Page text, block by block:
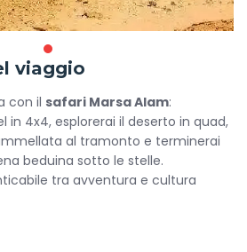
viaggio
con il safari Marsa Alam:
4x4, esplorerai il deserto in quad,
al tramonto e terminerai
beduina sotto le stelle.
tra avventura e cultura